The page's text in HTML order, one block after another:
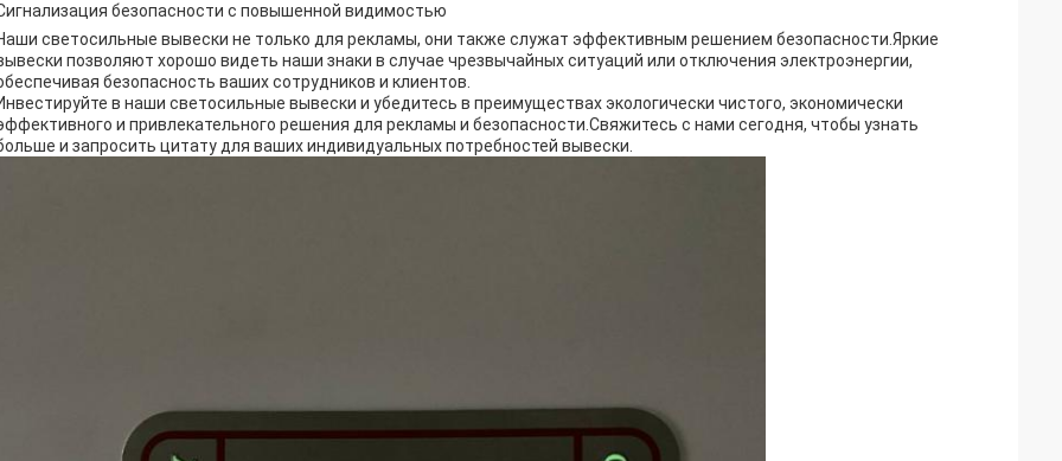
безопасности с повышенной видимостью
светосильные вывески не только для рекламы, они также служат эффективным решением безопасности.Яркие
позволяют хорошо видеть наши знаки в случае чрезвычайных ситуаций или отключения электроэнергии,
безопасность ваших сотрудников и клиентов.
в наши светосильные вывески и убедитесь в преимуществах экологически чистого, экономически
и привлекательного решения для рекламы и безопасности.Свяжитесь с нами сегодня, чтобы узнать
и запросить цитату для ваших индивидуальных потребностей вывески.